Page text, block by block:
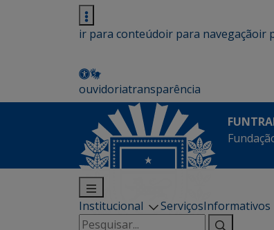
ir para conteúdoir para navegaçãoir
ouvidoriatransparência
Institucional ServiçosInformativos
Pesquisar